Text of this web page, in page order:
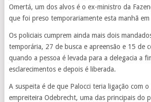
Omertá, um dos alvos é o ex-ministro da
que foi preso temporariamente esta manhã em
Os policiais cumprem ainda mais dois
temporária, 27 de busca e apreensão e 15 de
quando a pessoa é levada para a delegacia a
esclarecimentos e depois é liberada.
A suspeita é de que Palocci teria ligação com
empreiteira Odebrecht, uma das principais do